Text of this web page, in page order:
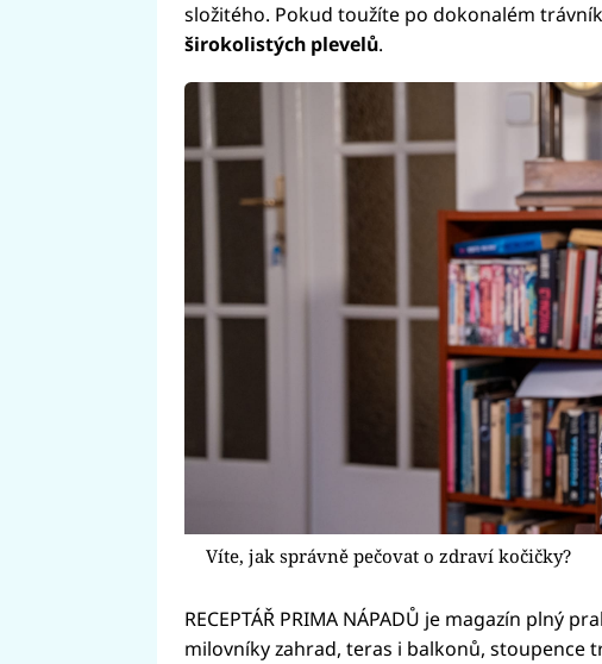
složitého. Pokud toužíte po dokonalém
širokolistých plevelů.
Víte, jak správně pečovat o zdraví kočičky?
RECEPTÁŘ PRIMA NÁPADŮ je magazín plný
milovníky zahrad, teras i balkonů,